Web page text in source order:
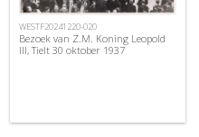
WESTF20241220-020
Bezoek van Z.M. Koning Leopold
III, Tielt 30 oktober 1937